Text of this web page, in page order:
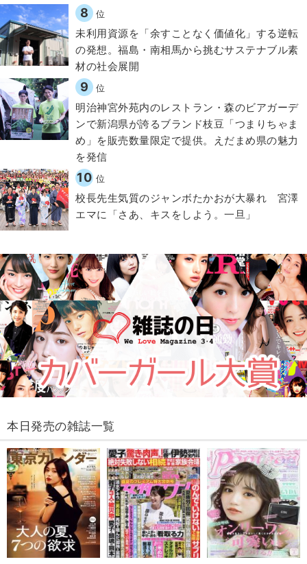
8 位
​​未利用資源を「余すことなく価値化」する逆転
の発想。福島・南相馬から挑むサステナブル素
材の社会展開​
9 位
明治神宮外苑内のレストラン・森のビアガーデ
ンで新潟県が誇るブランド枝豆「つまりちゃま
め」を販売数量限定で提供。えだまめ県の魅力
を発信
10 位
校長先生気質のジャンボたかおが大暴れ 宮澤
エマに「さあ、キスをしよう。一旦」
本日発売の雑誌一覧